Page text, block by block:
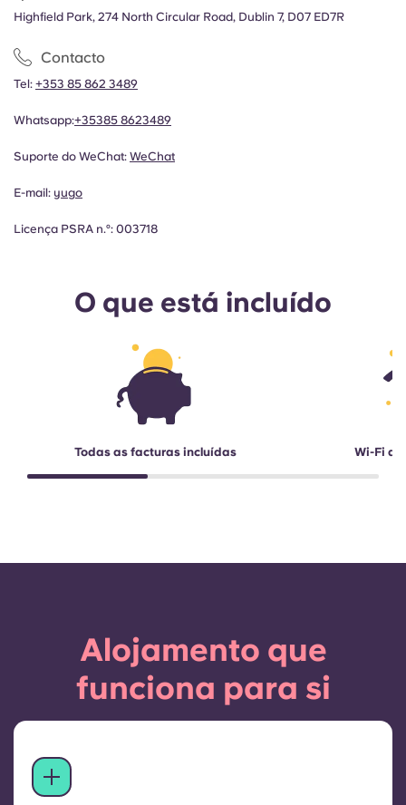
Highfield Park, 274 North Circular Road, Dublin 7, D07 ED7R
Contacto
Tel: +353 85 862 3489
Whatsapp:+35385 8623489
Suporte do WeChat: WeChat
E-mail: yugo
Licença PSRA n.º: 003718
O que está incluído
Todas as facturas incluídas Wi-Fi
Alojamento que
funciona para si